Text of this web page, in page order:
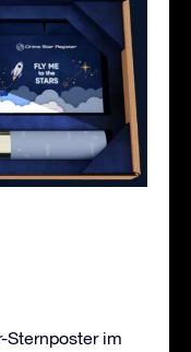
Sternposter im